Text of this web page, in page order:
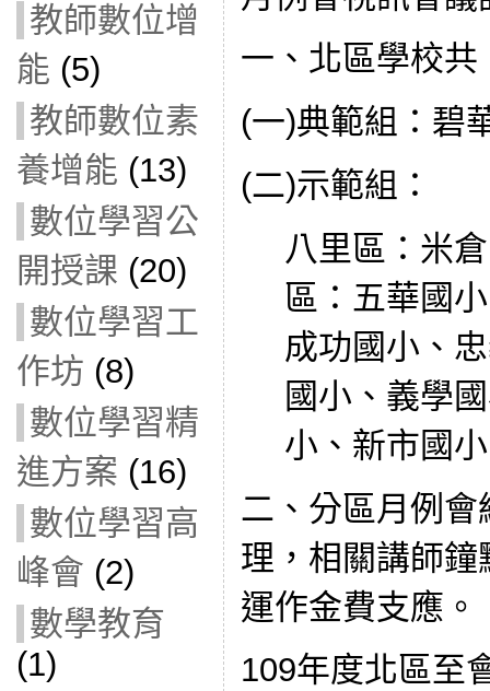
教師數位增
能 (5)
教師數位素
養增能 (13)
數位學習公
開授課 (20)
數位學習工
作坊 (8)
數位學習精
進方案 (16)
數位學習高
峰會 (2)
數學教育
(1)
一、北區學校
(一)典範組：碧
(二)示範組：
八里區：米
區：五華國
成功國小、
國小、義學
小、新市國小
二、分區月例
理，相關講師
運作金費支應。
109年度北區至